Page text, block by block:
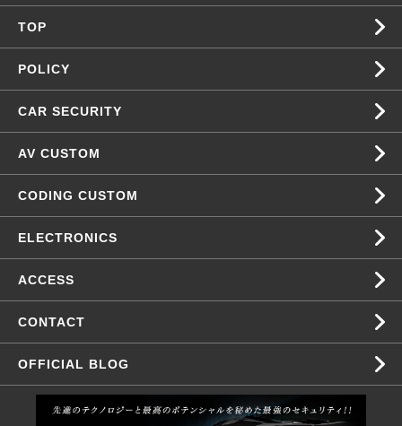
TOP
POLICY
CAR SECURITY
AV CUSTOM
CODING CUSTOM
ELECTRONICS
ACCESS
CONTACT
OFFICIAL BLOG